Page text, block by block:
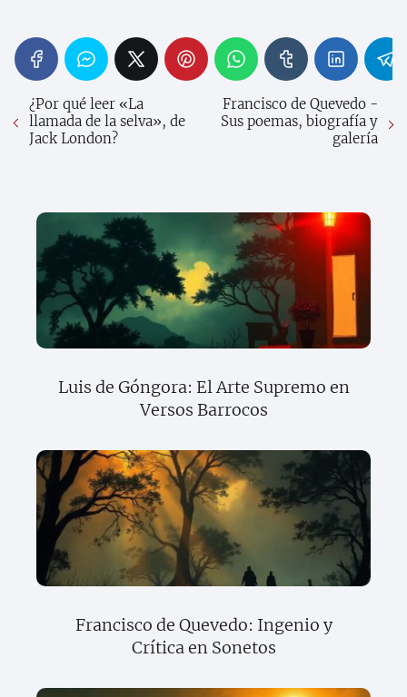
¿Por qué leer «La
llamada de la selva», de
Jack London?
Francisco de Quevedo -
Sus poemas, biografía y
galería
Luis de Góngora: El Arte Supremo en
Versos Barrocos
Francisco de Quevedo: Ingenio y
Crítica en Sonetos